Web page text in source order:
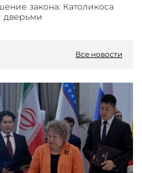
закона: Католикоса
дверьми
Все новости